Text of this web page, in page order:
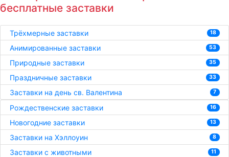
бесплатные заставки
Трёхмерные заставки 18
Анимированные заставки 53
Природные заставки 35
Праздничные заставки 33
Заставки на день св. Валентина 7
Рождественские заставки 16
Новогодние заставки 13
Заставки на Хэллоуин 8
Заставки с животными 11